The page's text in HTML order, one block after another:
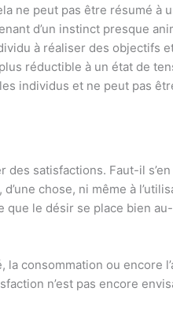
ne peut pas être résumé à
d’un instinct presque
à réaliser des objectifs
réductible à un état de
individus et ne peut pas
satisfactions. Faut-il
chose, ni même à
que le désir se place bien
consommation ou encore
n’est pas encore